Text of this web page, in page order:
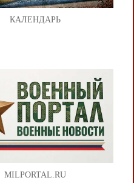
КАЛЕНДАРЬ
MILPORTAL.RU